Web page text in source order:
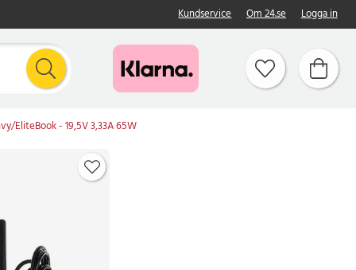
Kundservice Om 24.se Logga in
EliteBook - 19,5V 3,33A 65W